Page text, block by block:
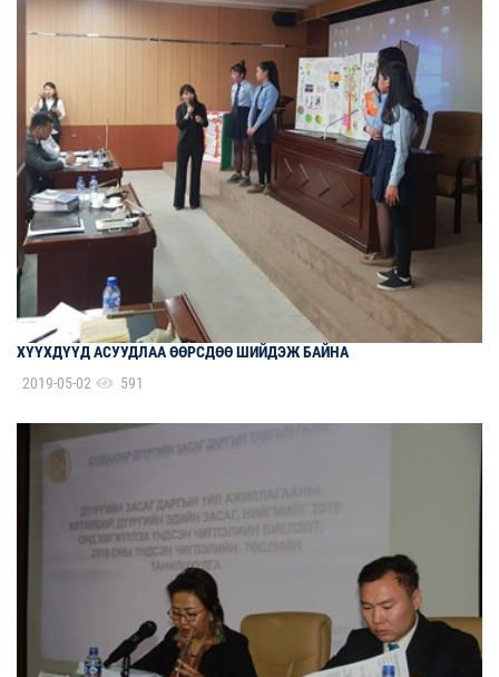
ХҮҮХДҮҮД АСУУДЛАА ӨӨРСДӨӨ ШИЙДЭЖ БАЙНА
2019-05-02
591